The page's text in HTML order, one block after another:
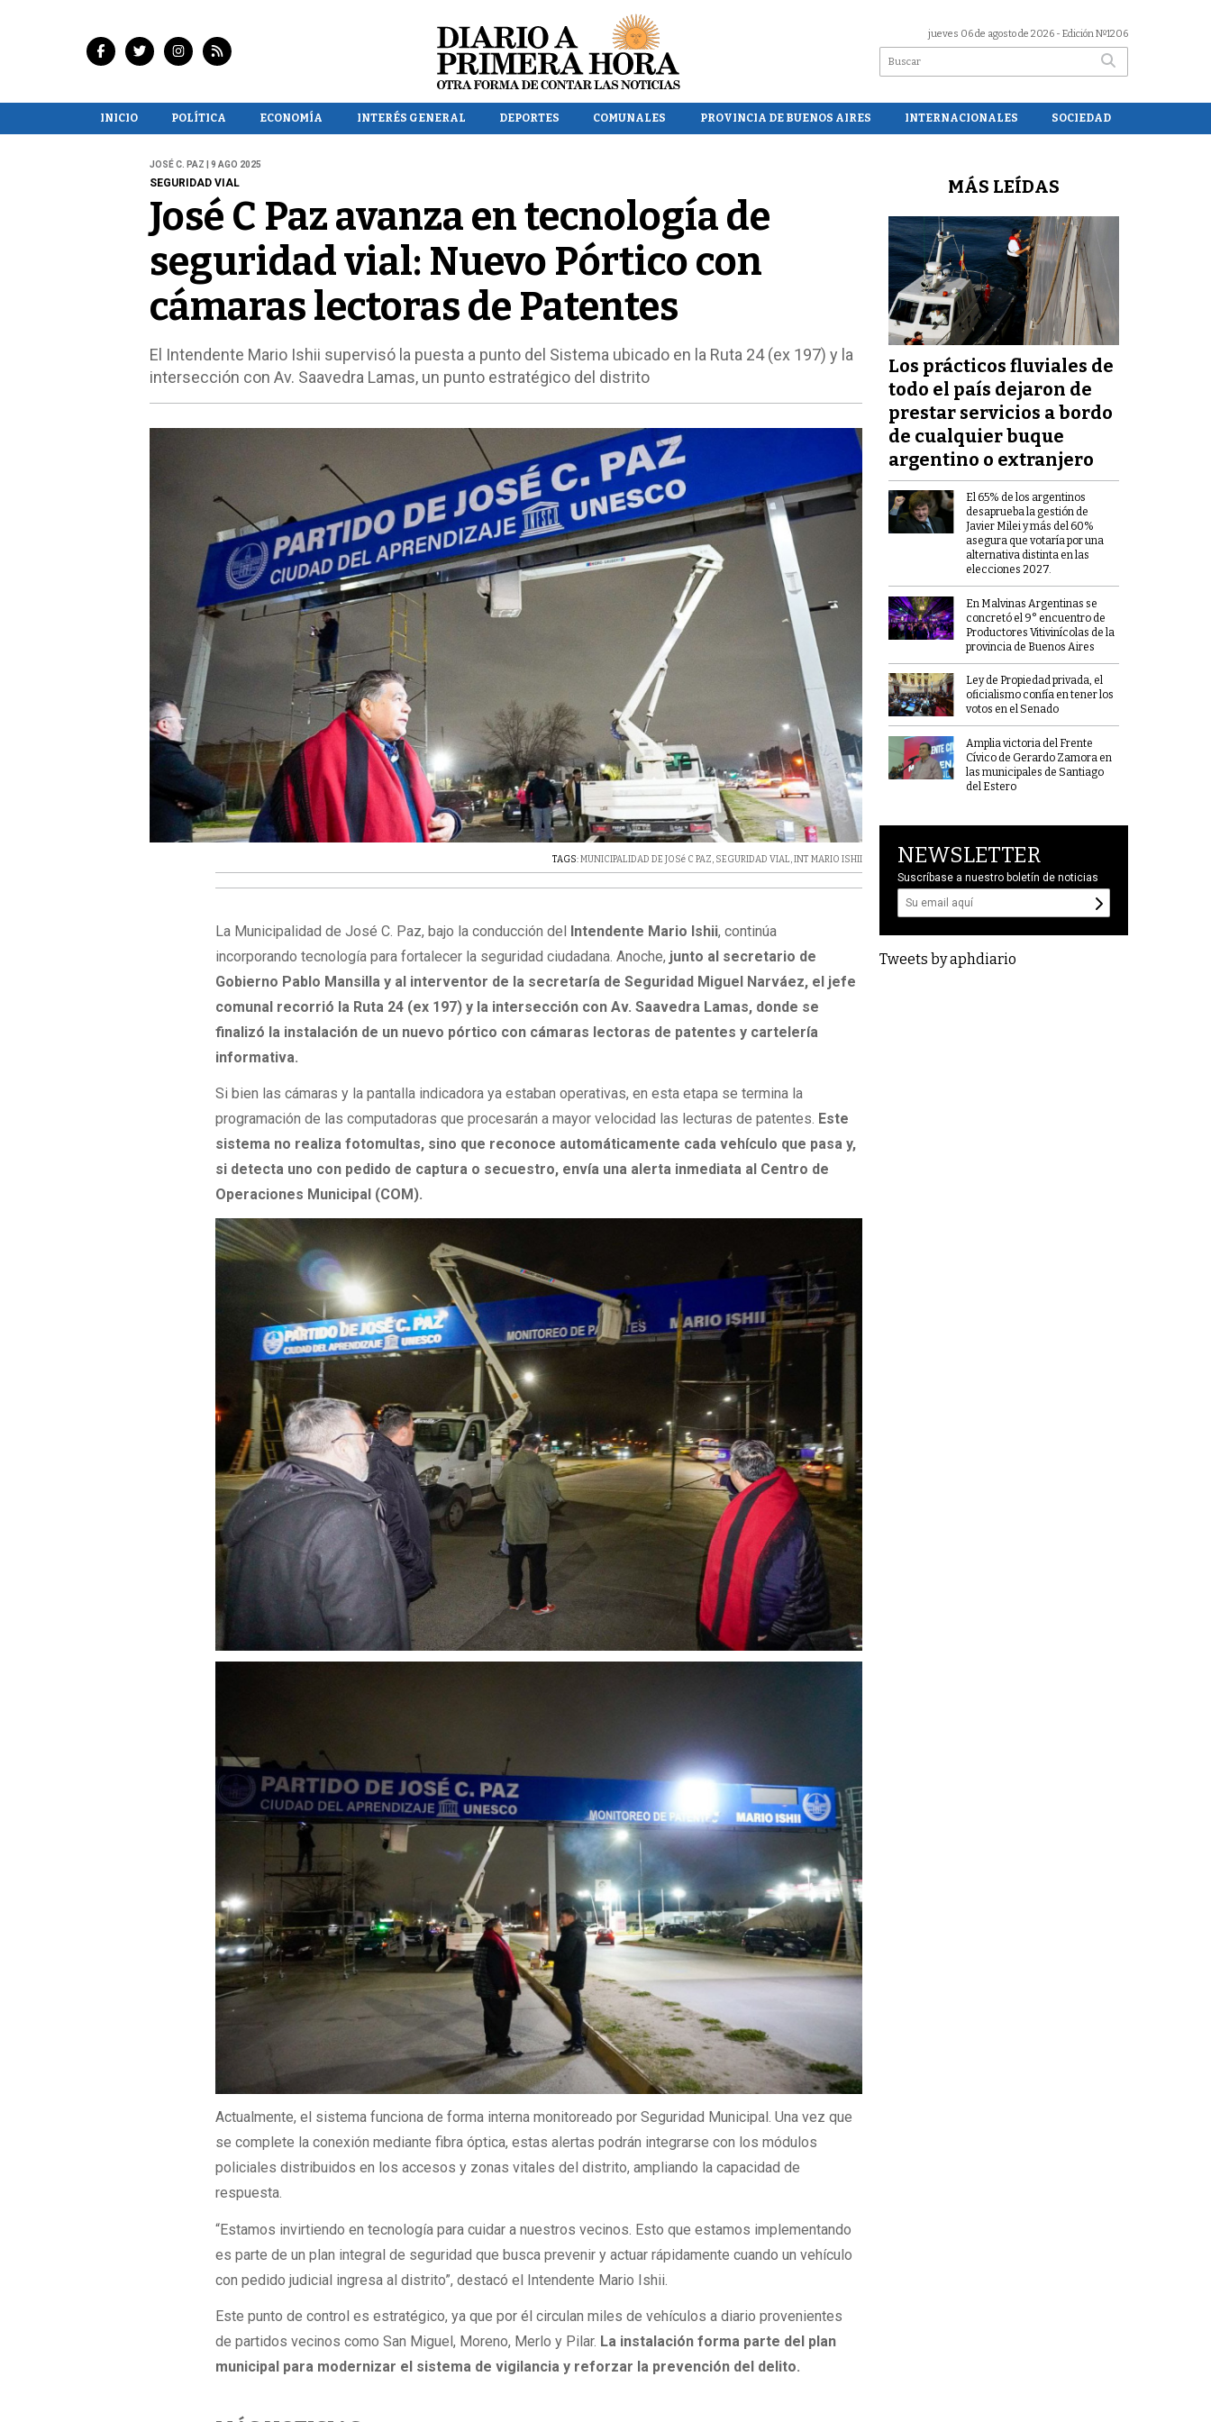
jueves 06 de agosto de 2026 - Edición Nº1206
INICIO POLÍTICA ECONOMÍA INTERÉS GENERAL DEPORTES COMUNALES PROVINCIA DE BUENOS AIRES INTERNACIONALES SOCIEDAD
JOSÉ C. PAZ | 9 AGO 2025
SEGURIDAD VIAL
José C Paz avanza en tecnología de
seguridad vial: Nuevo Pórtico con
cámaras lectoras de Patentes
El Intendente Mario Ishii supervisó la puesta a punto del Sistema ubicado en la Ruta 24 (ex 197) y la
intersección con Av. Saavedra Lamas, un punto estratégico del distrito
TAGS:MUNICIPALIDAD DE JOSé C PAZ, SEGURIDAD VIAL,INT MARIO ISHII
La Municipalidad de José C. Paz, bajo la conducción del Intendente Mario Ishii, continúa
incorporando tecnología para fortalecer la seguridad ciudadana. Anoche, junto al secretario de
Gobierno Pablo Mansilla y al interventor de la secretaría de Seguridad Miguel Narváez, el jefe
comunal recorrió la Ruta 24 (ex 197) y la intersección con Av. Saavedra Lamas, donde se
finalizó la instalación de un nuevo pórtico con cámaras lectoras de patentes y cartelería
informativa.
Si bien las cámaras y la pantalla indicadora ya estaban operativas, en esta etapa se termina la
programación de las computadoras que procesarán a mayor velocidad las lecturas de patentes. Este
sistema no realiza fotomultas, sino que reconoce automáticamente cada vehículo que pasa y,
si detecta uno con pedido de captura o secuestro, envía una alerta inmediata al Centro de
Operaciones Municipal (COM).
Actualmente, el sistema funciona de forma interna monitoreado por Seguridad Municipal. Una vez que
se complete la conexión mediante fibra óptica, estas alertas podrán integrarse con los módulos
policiales distribuidos en los accesos y zonas vitales del distrito, ampliando la capacidad de
respuesta.
“Estamos invirtiendo en tecnología para cuidar a nuestros vecinos. Esto que estamos implementando
es parte de un plan integral de seguridad que busca prevenir y actuar rápidamente cuando un vehículo
con pedido judicial ingresa al distrito”, destacó el Intendente Mario Ishii.
Este punto de control es estratégico, ya que por él circulan miles de vehículos a diario provenientes
de partidos vecinos como San Miguel, Moreno, Merlo y Pilar. La instalación forma parte del plan
municipal para modernizar el sistema de vigilancia y reforzar la prevención del delito.
MÁS LEÍDAS
Los prácticos fluviales de
todo el país dejaron de
prestar servicios a bordo
de cualquier buque
argentino o extranjero
El 65% de los argentinos
desaprueba la gestión de
Javier Milei y más del 60%
asegura que votaría por una
alternativa distinta en las
elecciones 2027.
En Malvinas Argentinas se
concretó el 9° encuentro de
Productores Vitivinícolas de la
provincia de Buenos Aires
Ley de Propiedad privada, el
oficialismo confía en tener los
votos en el Senado
Amplia victoria del Frente
Cívico de Gerardo Zamora en
las municipales de Santiago
del Estero
NEWSLETTER
Suscríbase a nuestro boletín de noticias
Tweets by aphdiario